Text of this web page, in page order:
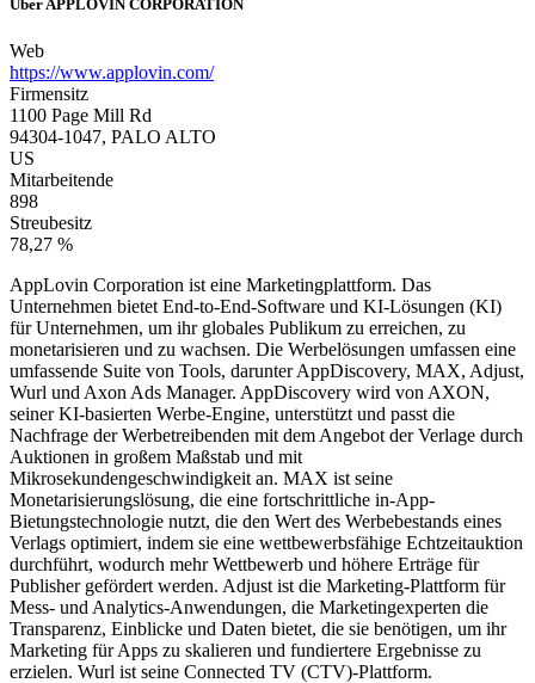
Über APPLOVIN CORPORATION
Web
https://www.applovin.com/
Firmensitz
1100 Page Mill Rd
94304-1047, PALO ALTO
US
Mitarbeitende
898
Streubesitz
78,27 %
AppLovin Corporation ist eine Marketingplattform. Das
Unternehmen bietet End-to-End-Software und KI-Lösungen (KI)
für Unternehmen, um ihr globales Publikum zu erreichen, zu
monetarisieren und zu wachsen. Die Werbelösungen umfassen eine
umfassende Suite von Tools, darunter AppDiscovery, MAX, Adjust,
Wurl und Axon Ads Manager. AppDiscovery wird von AXON,
seiner KI-basierten Werbe-Engine, unterstützt und passt die
Nachfrage der Werbetreibenden mit dem Angebot der Verlage durch
Auktionen in großem Maßstab und mit
Mikrosekundengeschwindigkeit an. MAX ist seine
Monetarisierungslösung, die eine fortschrittliche in-App-
Bietungstechnologie nutzt, die den Wert des Werbebestands eines
Verlags optimiert, indem sie eine wettbewerbsfähige Echtzeitauktion
durchführt, wodurch mehr Wettbewerb und höhere Erträge für
Publisher gefördert werden. Adjust ist die Marketing-Plattform für
Mess- und Analytics-Anwendungen, die Marketingexperten die
Transparenz, Einblicke und Daten bietet, die sie benötigen, um ihr
Marketing für Apps zu skalieren und fundiertere Ergebnisse zu
erzielen. Wurl ist seine Connected TV (CTV)-Plattform.